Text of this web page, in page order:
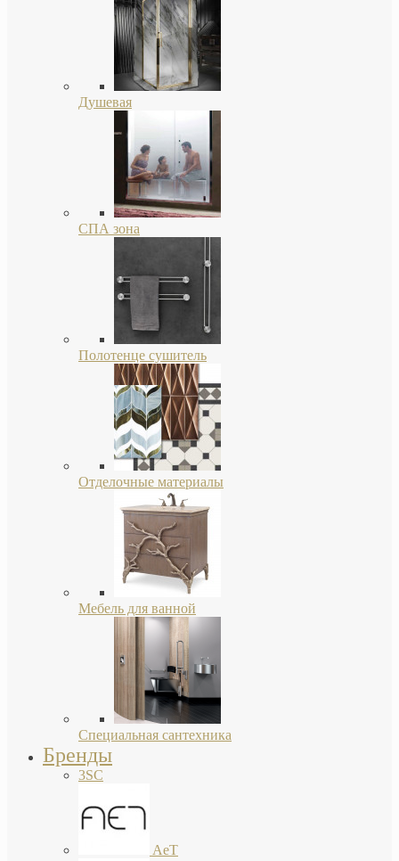
Душевая
СПА зона
Полотенце сушитель
Отделочные материалы
Мебель для ванной
Специальная сантехника
Бренды
3SC
AeT